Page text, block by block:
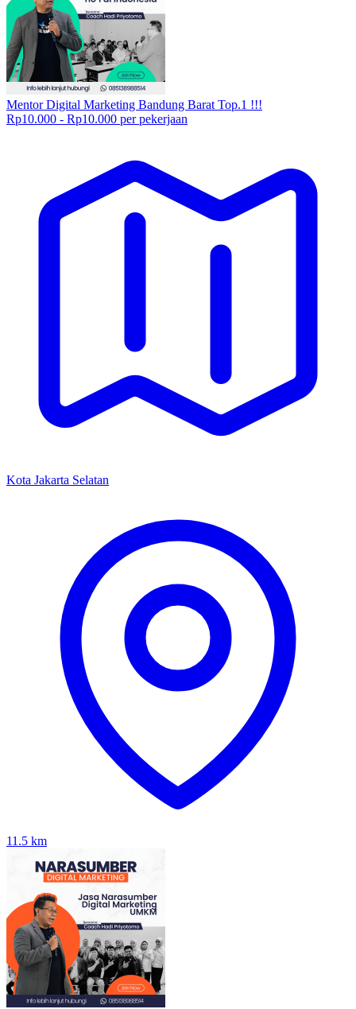
Mentor Digital Marketing Bandung Barat Top.1 !!!
Rp10.000 - Rp10.000 per pekerjaan
Kota Jakarta Selatan
11.5 km